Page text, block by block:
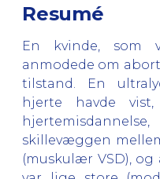
Resumé
En kvinde, som
anmodede om
tilstand. En
hjerte havde
skillevæggen
(muskulær VSD),